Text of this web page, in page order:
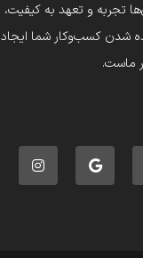
تجربه و تعهد به کیفیت،
شدن کسب‌وکار شما ایجاد
ماست.